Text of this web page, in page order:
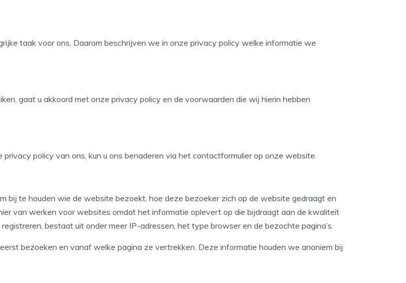
taak voor ons. Daarom beschrijven we in onze privacy policy welke informatie we
gaat u akkoord met onze privacy policy en de voorwaarden die wij hierin hebben
policy van ons, kun u ons benaderen via het contactformulier op onze website.
bij te houden wie de website bezoekt, hoe deze bezoeker zich op de website gedraagt en
van werken voor websites omdat het informatie oplevert op die bijdraagt aan de kwaliteit
bestaat uit onder meer IP-adressen, het type browser en de bezochte pagina’s.
bezoeken en vanaf welke pagina ze vertrekken. Deze informatie houden we anoniem bij